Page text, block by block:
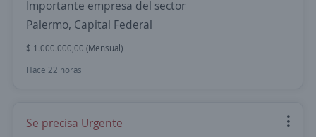
Importante empresa del sector
Palermo, Capital Federal
$ 1.000.000,00 (Mensual)
Hace 22 horas
Se precisa Urgente